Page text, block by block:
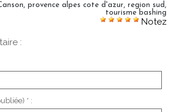
, provence alpes cote d'azur, region sud,
tourisme bashing
Notez
:
* :